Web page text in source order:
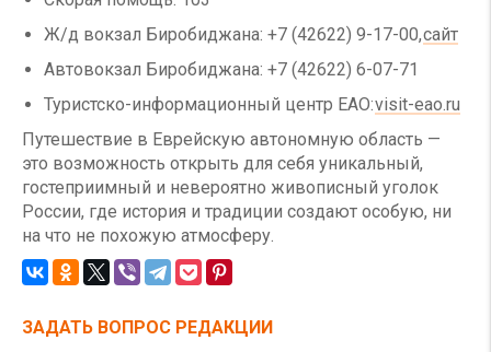
Ж/д вокзал Биробиджана: +7 (42622) 9-17-00,сайт
Автовокзал Биробиджана: +7 (42622) 6-07-71
Туристско-информационный центр ЕАО:visit-eao.ru
Путешествие в Еврейскую автономную область —
это возможность открыть для себя уникальный,
гостеприимный и невероятно живописный уголок
России, где история и традиции создают особую, ни
на что не похожую атмосферу.
ЗАДАТЬ ВОПРОС РЕДАКЦИИ